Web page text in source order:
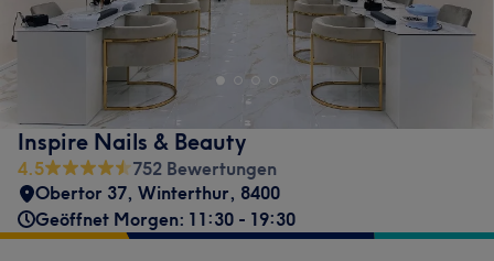
Inspire Nails & Beauty
4.5
752 Bewertungen
Obertor 37, Winterthur, 8400
Geöffnet Morgen: 11:30 - 19:30